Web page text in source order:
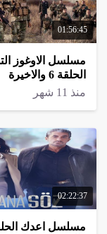
01:56:45
مسلسل الاوغوز
الحلقة 6 والاخيرة
منذ 11 شهر
02:22:37